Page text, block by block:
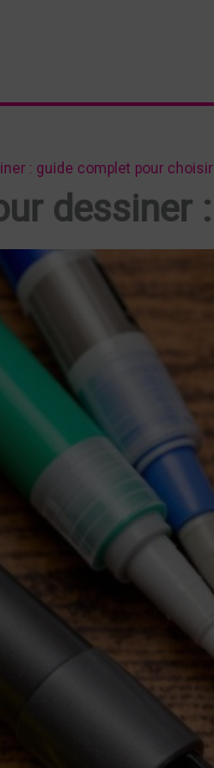
: guide complet pour choisir